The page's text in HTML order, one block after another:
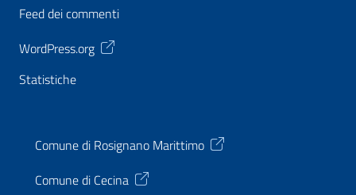
Feed dei commenti
WordPress.org
Statistiche
Comune di Rosignano Marittimo
Comune di Cecina